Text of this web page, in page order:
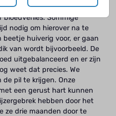
regelmatig verloopt en
Sommige
nodig om hierover na te
beetje huiverig voor, er gaan
van wordt bijvoorbeeld. De
uitgebalanceerd en er zijn
weet dat precies. We
de pil te krijgen. Onze
een gerust hart kunnen
hebben door het
ze drie maanden door te